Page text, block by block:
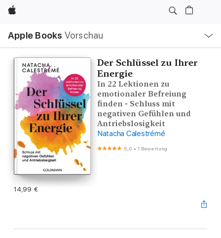
Apple
Apple Books Vorschau
Navigation
Menü
öffnen
Der Schlüssel zu Ihrer
Energie
In 22 Lektionen zu
emotionaler Befreiung
finden - Schluss mit
negativen Gefühlen und
Antriebslosigkeit
Natacha Calestrémé
5,0 •1 Bewertung
14,99 €